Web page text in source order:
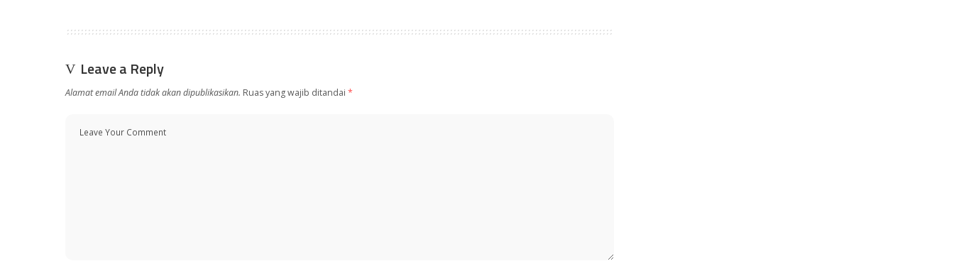
Leave a Reply
Alamat email Anda tidak akan dipublikasikan. Ruas yang wajib ditandai *